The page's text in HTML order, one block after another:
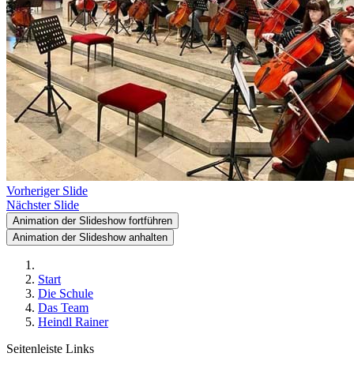
Vorheriger Slide
Nächster Slide
Animation der Slideshow fortführen
Animation der Slideshow anhalten
Start
Die Schule
Das Team
Heindl Rainer
Seitenleiste Links